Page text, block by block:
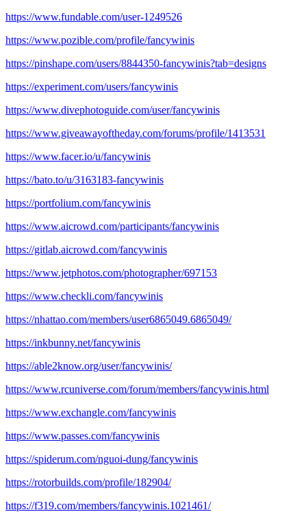
https://www.fundable.com/user-1249526
https://www.pozible.com/profile/fancywinis
https://pinshape.com/users/8844350-fancywinis?tab=designs
https://experiment.com/users/fancywinis
https://www.divephotoguide.com/user/fancywinis
https://www.giveawayoftheday.com/forums/profile/1413531
https://www.facer.io/u/fancywinis
https://bato.to/u/3163183-fancywinis
https://portfolium.com/fancywinis
https://www.aicrowd.com/participants/fancywinis
https://gitlab.aicrowd.com/fancywinis
https://www.jetphotos.com/photographer/697153
https://www.checkli.com/fancywinis
https://nhattao.com/members/user6865049.6865049/
https://inkbunny.net/fancywinis
https://able2know.org/user/fancywinis/
https://www.rcuniverse.com/forum/members/fancywinis.html
https://www.exchangle.com/fancywinis
https://www.passes.com/fancywinis
https://spiderum.com/nguoi-dung/fancywinis
https://rotorbuilds.com/profile/182904/
https://f319.com/members/fancywinis.1021461/